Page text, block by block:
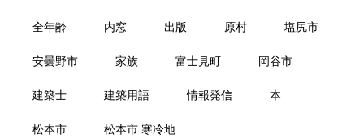
全年齢 内窓 出版 原村 塩尻市
安曇野市 家族 富士見町 岡谷市
建築士 建築用語 情報発信 本
松本市 松本市 寒冷地